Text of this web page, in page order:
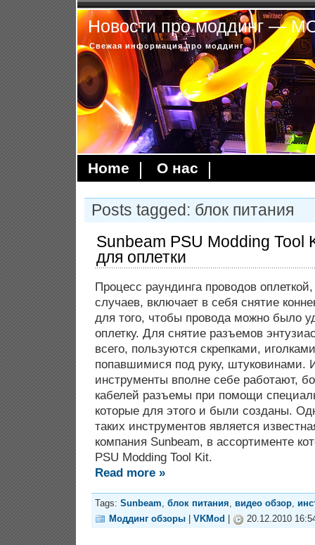
Новости про моддинг —
Свежая информация про моддинг
Home О нас
Posts tagged: блок питания
Sunbeam PSU Modding Tool
для оплетки
Процесс раундинга проводов
случаев, включает в себя снятие
для того, чтобы провода можно было
оплетку. Для снятие разъемов
всего, пользуются скрепками,
попавшимися под руку, штуковинами.
инструменты вполне себе работают,
кабелей разъемы при помощи
которые для этого и были созданы.
таких инструментов является
компания Sunbeam, в ассортименте
PSU Modding Tool Kit.
Read more »
Tags: Sunbeam, блок питания, видео обзор,
Моддинг обзоры
VKMod 20.12.2010